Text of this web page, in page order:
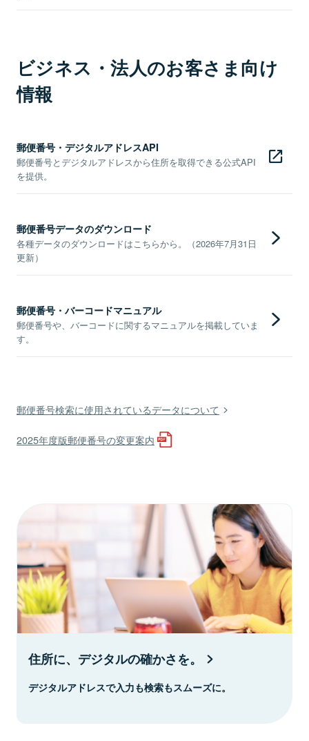
ビジネス・法人のお客さま向け
情報
郵便番号・デジタルアドレスAPI
郵便番号とデジタルアドレスから住所を取得できる公式API
を提供。
郵便番号データのダウンロード
各種データのダウンロードはこちらから。（2026年7月31日
更新）
郵便番号・バーコードマニュアル
郵便番号や、バーコードに関するマニュアルを掲載していま
す。
郵便番号検索に使用されているデータについて
2025年度版郵便番号の変更案内
住所に、デジタルの確かさを。
デジタルアドレスで入力も検索もスムーズに。